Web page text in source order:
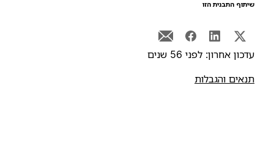
התבנית הזו
אחרון: לפני 56 שנים
והגבלות